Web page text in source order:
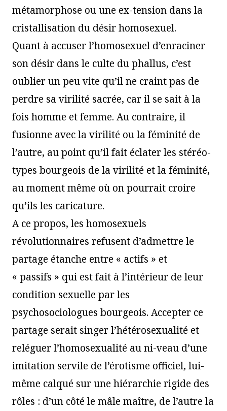
métamorphose ou une ex-tension dans la
cristallisation du désir homosexuel.
Quant à accuser l’homosexuel d’enraciner
son désir dans le culte du phallus, c’est
oublier un peu vite qu’il ne craint pas de
perdre sa virilité sacrée, car il se sait à la
fois homme et femme. Au contraire, il
fusionne avec la virilité ou la féminité de
l’autre, au point qu’il fait éclater les stéréo-
types bourgeois de la virilité et la féminité,
au moment même où on pourrait croire
qu’ils les caricature.
A ce propos, les homosexuels
révolutionnaires refusent d’admettre le
partage étanche entre « actifs » et
« passifs » qui est fait à l’intérieur de leur
condition sexuelle par les
psychosociologues bourgeois. Accepter ce
partage serait singer l’hétérosexualité et
reléguer l’homosexualité au ni-veau d’une
imitation servile de l’érotisme officiel, lui-
même calqué sur une hiérarchie rigide des
rôles : d’un côté le mâle maître, de l’autre la